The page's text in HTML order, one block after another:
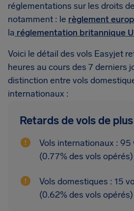
réglementations sur les droits
notamment : le règlement
la réglementation britannique
Voici le détail des vols Easyjet
heures au cours des 7 derniers
distinction entre vols
internationaux :
Retards de vols de
Vols internationaux : 95
(0.77% des vols opérés)
Vols domestiques : 15
(0.62% des vols opérés)